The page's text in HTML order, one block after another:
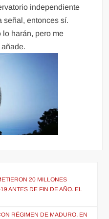
independiente
señal, entonces sí.
lo harán, pero me
20 MILLONES
ANTES DE FIN DE AÑO. EL
RÉGIMEN DE MADURO, EN